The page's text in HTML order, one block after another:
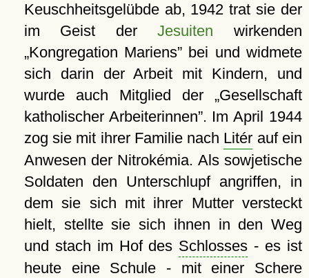
Keuschheitsgelübde ab, 1942 trat sie der
im Geist derJesuiten wirkenden
Kongregation Mariens
bei und widmete
sich darin der Arbeit mit Kindern, und
wurde auch Mitglied der
Gesellschaft
katholischer Arbeiterinnen . Im April 1944
zog sie mit ihrer Familie nach Litér auf ein
Anwesen der Nitrokémia. Als sowjetische
Soldaten den Unterschlupf angriffen, in
dem sie sich mit ihrer Mutter versteckt
hielt, stellte sie sich ihnen in den Weg
und stach im Hof des Schlosses - es ist
heute eine Schule - mit einer Schere